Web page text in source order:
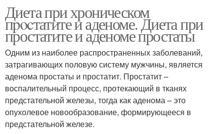
Диета при хроническом
пpocтатите и аденоме. Диета при
простатите и аденоме простаты
Одним из наиболее распространенных заболеваний,
затрагивающих половую систему мужчины, является
аденома простаты и простатит. Простатит –
воспалительный процесс, протекающий в тканях
предстательной железы, тогда как аденома – это
опухолевое новообразование, формирующееся в
предстательной железе.